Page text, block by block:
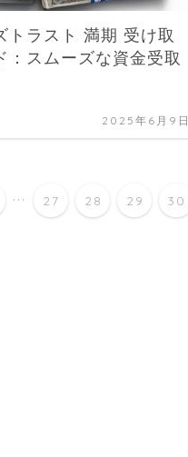
トラスト 満期 受け取
：スムーズな資金受取
2025年6月9日
... 27 28 29 30